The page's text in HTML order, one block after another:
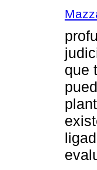
que